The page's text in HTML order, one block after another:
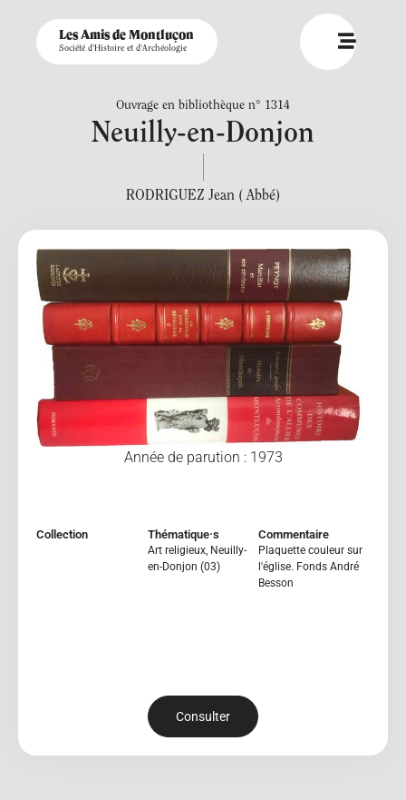
Les Amis de Montluçon
Société d'Histoire et d'Archéologie
Ouvrage en bibliothèque n° 1314
Neuilly-en-Donjon
RODRIGUEZ Jean ( Abbé)
Année de parution : 1973
Collection Thématique·s
Art religieux, Neuilly-
en-Donjon (03)
Commentaire
Plaquette couleur sur
l'église. Fonds André
Besson
Consulter